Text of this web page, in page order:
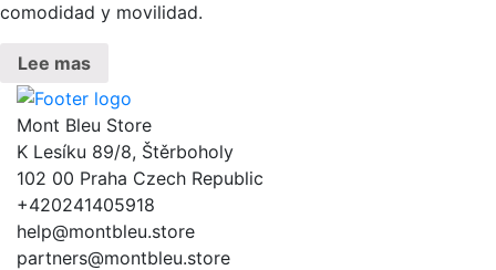
comodidad y movilidad.
Lee mas
Mont Bleu Store
K Lesíku 89/8, Štěrboholy
102 00 Praha Czech Republic
+420241405918
help@montbleu.store
partners@montbleu.store